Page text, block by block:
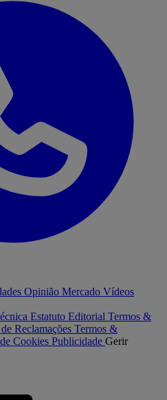
Opinião Mercado Vídeos
Estatuto Editorial Termos &
Reclamações Termos &
Cookies Publicidade Gerir